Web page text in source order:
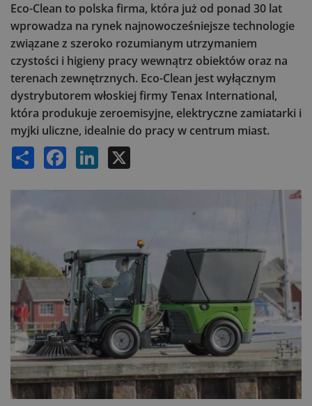
Eco-Clean to polska firma, która już od ponad 30 lat
wprowadza na rynek najnowocześniejsze technologie
związane z szeroko rozumianym utrzymaniem
czystości i higieny pracy wewnątrz obiektów oraz na
terenach zewnętrznych. Eco-Clean jest wyłącznym
dystrybutorem włoskiej firmy Tenax International,
która produkuje zeroemisyjne, elektryczne zamiatarki i
myjki uliczne, idealnie do pracy w centrum miast.
Share Facebook LinkedIn